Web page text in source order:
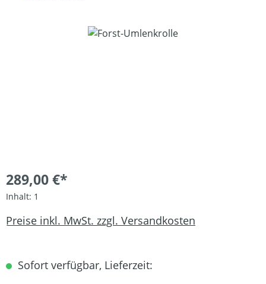
Bildergalerie überspringen
289,00 €*
Inhalt: 1
Preise inkl. MwSt. zzgl. Versandkosten
Sofort verfügbar, Lieferzeit: